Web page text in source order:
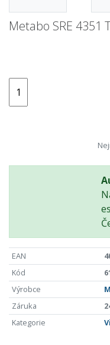
Metabo SRE 4351
EAN
Kód
Výrobce
Záruka
Kategorie